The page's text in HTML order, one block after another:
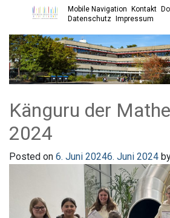
Open main menu
Mobile Navigation Kontakt
Datenschutz Impressum
Känguru der
2024
Posted on 6. Juni 20246. Juni 2024